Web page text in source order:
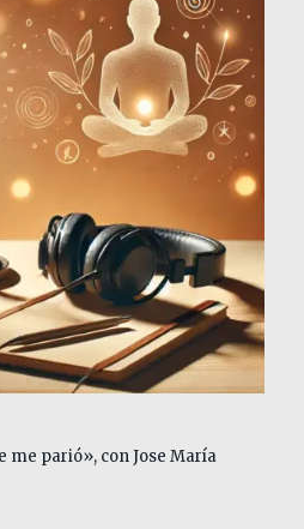
me parió», con Jose María